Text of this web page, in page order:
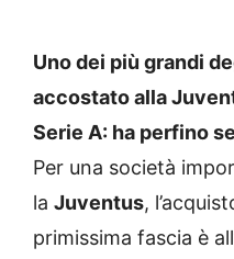
Uno dei più grandi
accostato alla
Serie A: ha perfino
Per una società
la Juventus,
primissima fascia è